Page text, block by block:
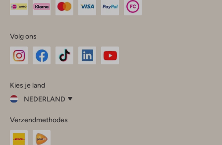
Volg ons
InstagramFacebook
Kies je land
NEDERLAND
je
land
Verzendmethodes